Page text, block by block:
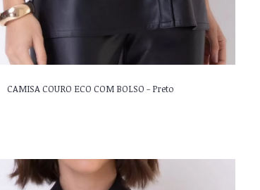
CAMISA COURO ECO COM BOLSO - Preto